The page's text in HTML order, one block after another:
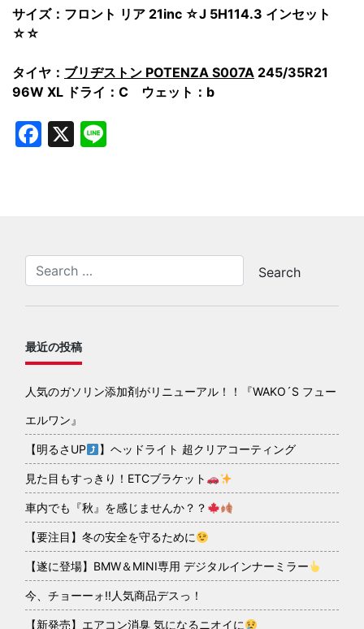
サイズ：フロント リア 21inc ☆J 5H114.3 インセット
☆☆
タイヤ： ブリヂストン POTENZA S007A 245/35R21
96W XL ドライ：C ウェット：b
Facebook
X
最近の投稿
人気のガソリン添加剤がリニューアル！！『WAKO´S フュー
エルワン』
【明るさUP 】ヘッドライト 超クリアコーティング
見た目もすっきり！ETCブラケット
車内でも『秋』を感じませんか？？
【要注目】冬の安全を守るために
【遂に登場】BMW＆MINI専用 デジタルインナーミラー
今、チョーーォ!!人気商品デスっ！
【新発売】エアコン消臭 気になるニオイに